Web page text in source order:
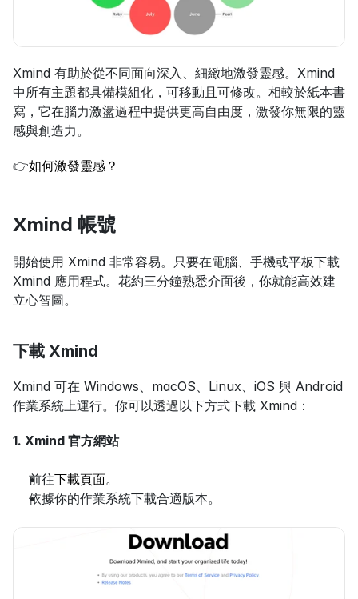
Xmind 有助於從不同面向深入、細緻地激發靈感。Xmind
中所有主題都具備模組化，可移動且可修改。相較於紙本書
寫，它在腦力激盪過程中提供更高自由度，激發你無限的靈
感與創造力。
👉如何激發靈感？
Xmind 帳號
開始使用 Xmind 非常容易。只要在電腦、手機或平板下載
Xmind 應用程式。花約三分鐘熟悉介面後，你就能高效建
立心智圖。
下載 Xmind
Xmind 可在 Windows、macOS、Linux、iOS 與 Android
作業系統上運行。你可以透過以下方式下載 Xmind：
1. Xmind 官方網站
前往下載頁面。
依據你的作業系統下載合適版本。